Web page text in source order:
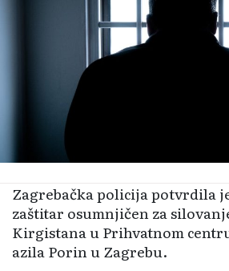
Zagrebačka policija potvrdila
zaštitar osumnjičen za
Kirgistana u Prihvatnom
azila Porin u Zagrebu.